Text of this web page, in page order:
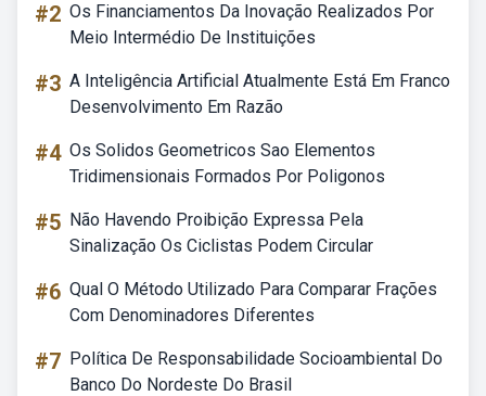
#2 Os Financiamentos Da Inovação Realizados Por
Meio Intermédio De Instituições
#3 A Inteligência Artificial Atualmente Está Em Franco
Desenvolvimento Em Razão
#4 Os Solidos Geometricos Sao Elementos
Tridimensionais Formados Por Poligonos
#5 Não Havendo Proibição Expressa Pela
Sinalização Os Ciclistas Podem Circular
#6 Qual O Método Utilizado Para Comparar Frações
Com Denominadores Diferentes
#7 Política De Responsabilidade Socioambiental Do
Banco Do Nordeste Do Brasil